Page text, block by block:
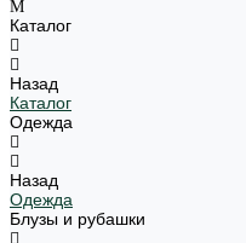
Каталог
Назад
Каталог
Одежда
Назад
Одежда
Блузы и рубашки